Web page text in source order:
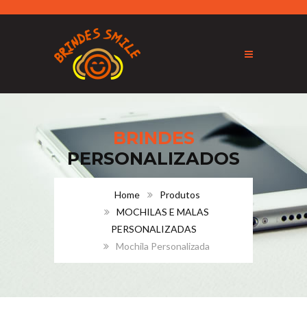
BRINDES
PERSONALIZADOS
Home
Produtos
MOCHILAS E MALAS
PERSONALIZADAS
Mochila Personalizada